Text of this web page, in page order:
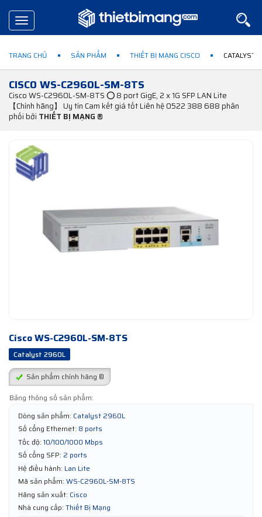
Toggle
navigation
TRANG CHỦ SẢN PHẨM THIẾT BỊ MẠNG CISCO CATALYST
CISCO WS-C2960L-SM-8TS
Cisco WS-C2960L-SM-8TS ⭕ 8 port GigE, 2 x 1G SFP LAN Lite
【Chính hãng】 Uy tín Cam kết giá tốt Liên hệ 0522 388 688 phân
phối bởi THIẾT BỊ MẠNG ®
Cisco WS-C2960L-SM-8TS
Catalyst 2960L
Sản phẩm chính hãng ®
Bảng thông số sản phẩm:
Dòng sản phẩm: Catalyst 2960L
Số cổng Ethernet: 8 ports
Tốc độ: 10/100/1000 Mbps
Số cổng SFP: 2 ports
Hệ điều hành: Lan Lite
Mã sản phẩm: WS-C2960L-SM-8TS
Hãng sản xuất: Cisco
Nhà cung cấp: Thiết Bị Mạng